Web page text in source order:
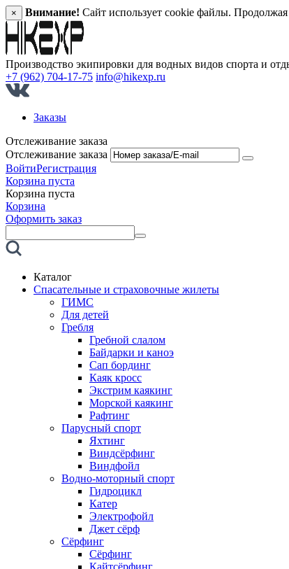
× Внимание! Сайт использует cookie файлы.
Производство экипировки для водных видов спорта и
+7 (962) 704-17-75 info@hikexp.ru
Заказы
Отслеживание заказа
Отслеживание заказа
ВойтиРегистрация
Корзина пуста
Корзина пуста
Корзина
Оформить заказ
Каталог
Спасательные и страховочные жилеты
ГИМС
Для детей
Гребля
Гребной слалом
Байдарки и каноэ
Сап бординг
Каяк кросс
Экстрим каякинг
Морской каякинг
Рафтинг
Парусный спорт
Яхтинг
Виндсёрфинг
Виндфойл
Водно-моторный спорт
Гидроцикл
Катер
Электрофойл
Джет сёрф
Сёрфинг
Сёрфинг
Кайтсёрфинг